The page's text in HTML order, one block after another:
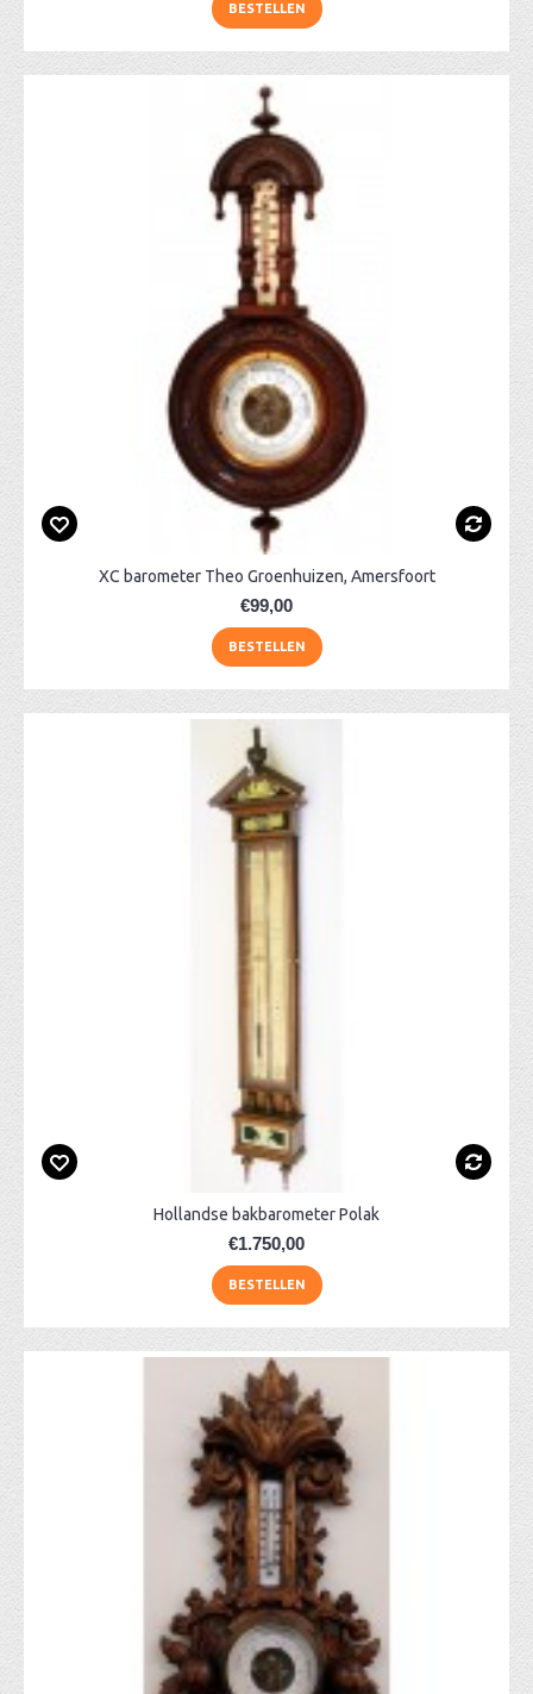
BESTELLEN
XC barometer Theo Groenhuizen, Amersfoort
€99,00
BESTELLEN
Hollandse bakbarometer Polak
€1.750,00
BESTELLEN